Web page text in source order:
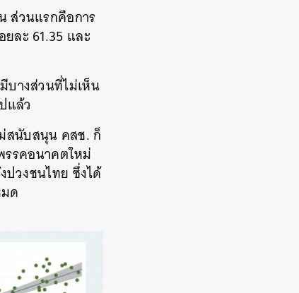
ส่วนแรกคือการ
ละ 61.35 และ
บางส่วนที่ไม่เห็น
แล้ว
สนับสนุน คสช. ก็
รรคอนาคตใหม่
ปวงชนไทย ซึ่งได้
ด